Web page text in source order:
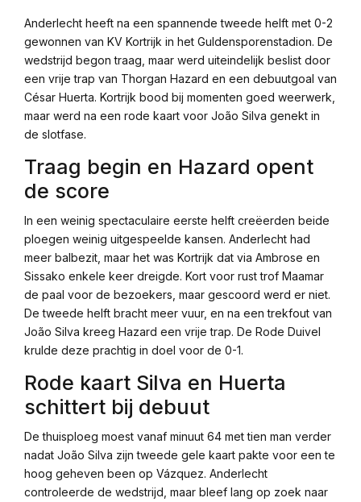
Anderlecht heeft na een spannende tweede helft met 0-2
gewonnen van KV Kortrijk in het Guldensporenstadion. De
wedstrijd begon traag, maar werd uiteindelijk beslist door
een vrije trap van Thorgan Hazard en een debuutgoal van
César Huerta. Kortrijk bood bij momenten goed weerwerk,
maar werd na een rode kaart voor João Silva genekt in
de slotfase.
Traag begin en Hazard opent
de score
In een weinig spectaculaire eerste helft creëerden beide
ploegen weinig uitgespeelde kansen. Anderlecht had
meer balbezit, maar het was Kortrijk dat via Ambrose en
Sissako enkele keer dreigde. Kort voor rust trof Maamar
de paal voor de bezoekers, maar gescoord werd er niet.
De tweede helft bracht meer vuur, en na een trekfout van
João Silva kreeg Hazard een vrije trap. De Rode Duivel
krulde deze prachtig in doel voor de 0-1.
Rode kaart Silva en Huerta
schittert bij debuut
De thuisploeg moest vanaf minuut 64 met tien man verder
nadat João Silva zijn tweede gele kaart pakte voor een te
hoog geheven been op Vázquez. Anderlecht
controleerde de wedstrijd, maar bleef lang op zoek naar